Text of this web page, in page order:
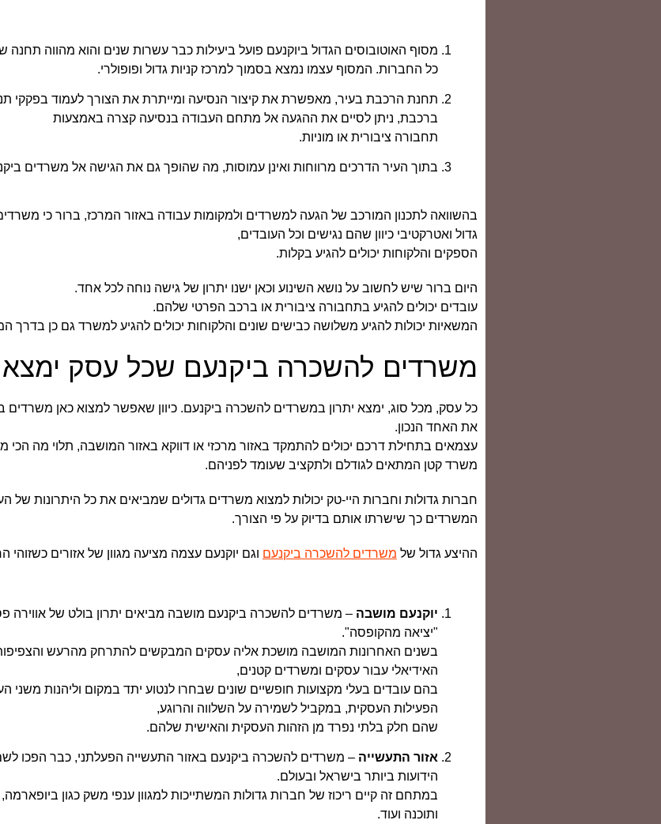
מסוף האוטובוסים הגדול ביוקנעם פועל ביעילות כבר עשרות שנים והוא מהווה תחנה
כל החברות. המסוף עצמו נמצא בסמוך למרכז קניות גדול ופופולרי.
תחנת הרכבת בעיר, מאפשרת את קיצור הנסיעה ומייתרת את הצורך לעמוד בפקקי
ברכבת, ניתן לסיים את ההגעה אל מתחם העבודה בנסיעה קצרה באמצעות
תחבורה ציבורית או מוניות.
בתוך העיר הדרכים מרווחות ואינן עמוסות, מה שהופך גם את הגישה אל משרדים
בהשוואה לתכנון המורכב של הגעה למשרדים ולמקומות עבודה באזור המרכז, ברור כי
גדול ואטרקטיבי כיוון שהם נגישים וכל העובדים,
הספקים והלקוחות יכולים להגיע בקלות.
היום ברור שיש לחשוב על נושא השינוע וכאן ישנו יתרון של גישה נוחה לכל אחד.
עובדים יכולים להגיע בתחבורה ציבורית או ברכב הפרטי שלהם.
המשאיות יכולות להגיע משלושה כבישים שונים והלקוחות יכולים להגיע למשרד גם כן בדרך
משרדים להשכרה ביקנעם שכל עסק ימצא
כל עסק, מכל סוג, ימצא יתרון במשרדים להשכרה ביקנעם. כיוון שאפשר למצוא כאן משרדים
את האחד הנכון.
עצמאים בתחילת דרכם יכולים להתמקד באזור מרכזי או דווקא באזור המושבה, תלוי מה הכי
משרד קטן המתאים לגודלם ולתקציב שעומד לפניהם.
חברות גדולות וחברות היי-טק יכולות למצוא משרדים גדולים שמביאים את כל היתרונות של
המשרדים כך שישרתו אותם בדיוק על פי הצורך.
ההיצע גדול של משרדים להשכרה ביקנעם וגם יוקנעם עצמה מציעה מגוון של אזורים כשזוהי
יוקנעם מושבה – משרדים להשכרה ביקנעם מושבה מביאים יתרון בולט של אווירה
"יציאה מהקופסה".
בשנים האחרונות המושבה מושכת אליה עסקים המבקשים להתרחק מהרעש
האידיאלי עבור עסקים ומשרדים קטנים,
בהם עובדים בעלי מקצועות חופשיים שונים שבחרו לנטוע יתד במקום וליהנות משני
הפעילות העסקית, במקביל לשמירה על השלווה והרוגע,
שהם חלק בלתי נפרד מן הזהות העסקית והאישית שלהם.
אזור התעשייה – משרדים להשכרה ביקנעם באזור התעשייה הפעלתני, כבר הפכו
הידועות ביותר בישראל ובעולם.
במתחם זה קיים ריכוז של חברות גדולות המשתייכות למגוון ענפי משק כגון
ותוכנה ועוד.